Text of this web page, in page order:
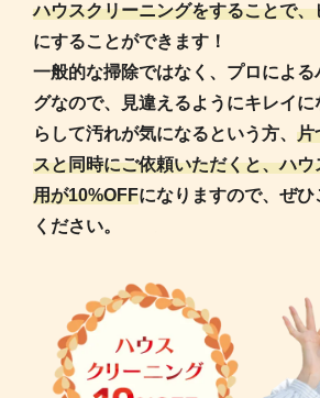
ハウスクリーニングをすることで
にすることができます！
一般的な掃除ではなく、プロによ
グなので、見違えるようにキレイ
らして汚れが気になるという方、 片
スと同時にご依頼いただくと、ハ
用が10%OFFになりますので、ぜ
ください。